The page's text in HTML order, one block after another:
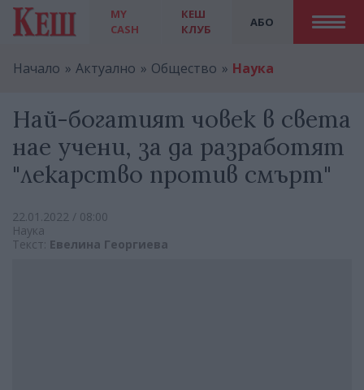
MY
CASH
АБО
КЕШ
КЛУБ
Начало Актуално Общество Наука
Най-богатият човек в света
нае учени, за да разработят
"лекарство против смърт"
22.01.2022 / 08:00
Наука
Текст: Евелина Георгиева